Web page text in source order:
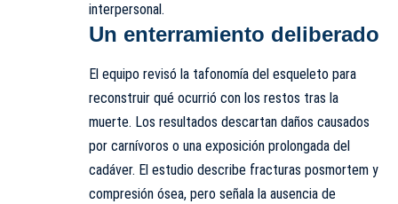
interpersonal.
Un enterramiento deliberado
El equipo revisó la tafonomía del esqueleto para
reconstruir qué ocurrió con los restos tras la
muerte. Los resultados descartan daños causados
por carnívoros o una exposición prolongada del
cadáver. El estudio describe fracturas posmortem y
compresión ósea, pero señala la ausencia de